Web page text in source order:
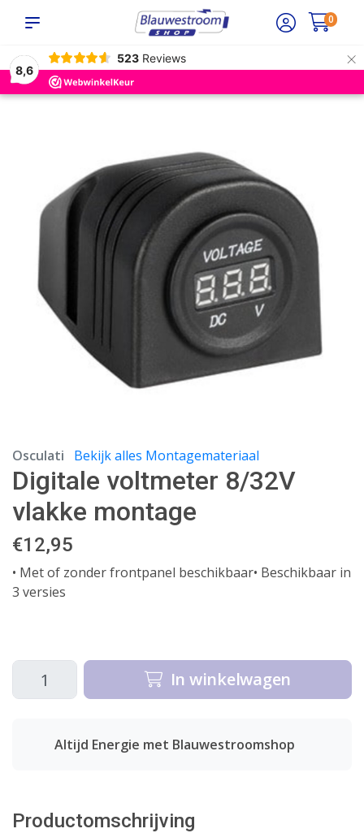
8,6
523 Reviews ×
0
Osculati Bekijk alles Montagemateriaal
Digitale voltmeter 8/32V
vlakke montage
€12,95
• Met of zonder frontpanel beschikbaar• Beschikbaar in
3 versies
In winkelwagen
Altijd Energie met Blauwestroomshop
Productomschrijving